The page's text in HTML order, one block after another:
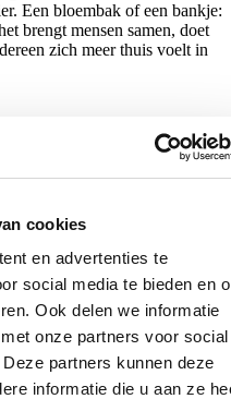
cookies
en advertenties te
social media te bieden en
Ook delen we informatie
onze partners voor social
partners kunnen deze
informatie die u aan ze
Een bloembak of een bankje:
brengt mensen samen, doet
zich meer thuis voelt in
toen een fotograaf langskwam
vast te leggen. Samen met
foto’s een mooie plek
wijk, meteen ook het slotfeest